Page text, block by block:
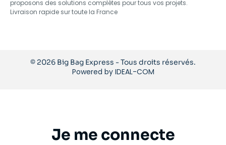
proposons des solutions complètes pour tous vos projets.
Livraison rapide sur toute la France
© 2026 Big Bag Express - Tous droits réservés.
Powered by IDEAL-COM
Je me connecte